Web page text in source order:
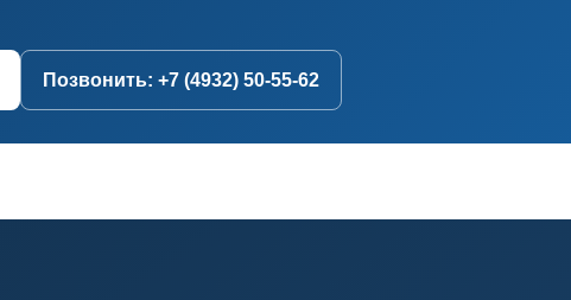
Позвонить: +7 (4932) 50-55-62